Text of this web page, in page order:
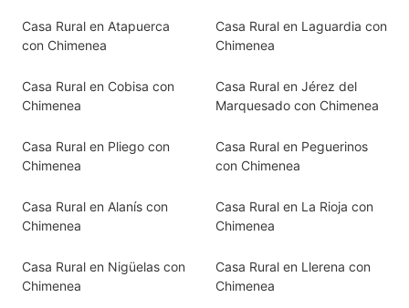
Casa Rural en Atapuerca
con Chimenea
Casa Rural en Laguardia con
Chimenea
Casa Rural en Cobisa con
Chimenea
Casa Rural en Jérez del
Marquesado con Chimenea
Casa Rural en Pliego con
Chimenea
Casa Rural en Peguerinos
con Chimenea
Casa Rural en Alanís con
Chimenea
Casa Rural en La Rioja con
Chimenea
Casa Rural en Nigüelas con
Chimenea
Casa Rural en Llerena con
Chimenea